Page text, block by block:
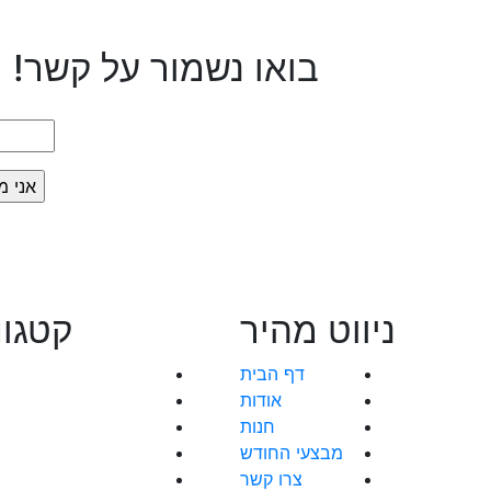
בואו נשמור על קשר!
ניווט מהיר
דף הבית
אודות
חנות
מבצעי החודש
צרו קשר